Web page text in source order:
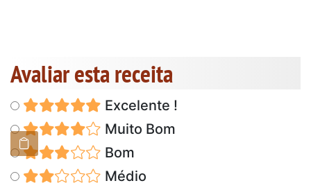
Avaliar esta receita
Excelente !
Muito Bom
Bom
Médio